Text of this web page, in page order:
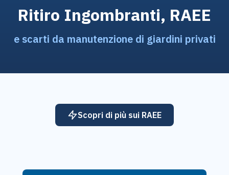
Ritiro Ingombranti, RAEE
e scarti da manutenzione di giardini privati
Scopri di più sui RAEE